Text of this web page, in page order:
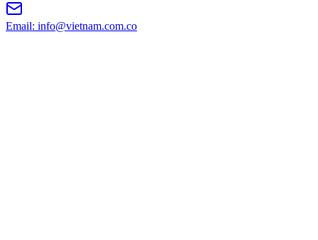
Email: info@vietnam.com.co